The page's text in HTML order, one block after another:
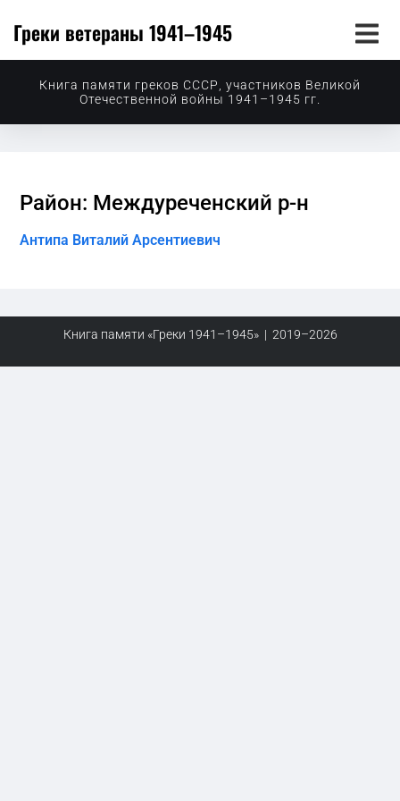
Греки ветераны 1941–1945
Книга памяти греков СССР, участников Великой
Отечественной войны 1941–1945 гг.
Район: Междуреченский р-н
Антипа Виталий Арсентиевич
Книга памяти «Греки 1941–1945» | 2019–2026